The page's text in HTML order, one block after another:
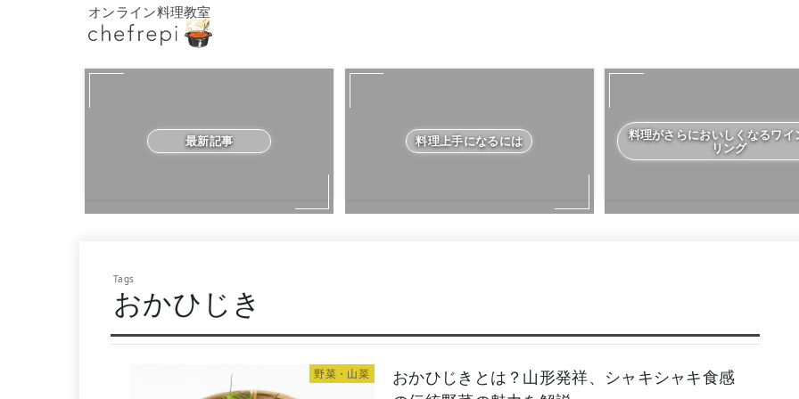
オンライン料理教室
最新記事 料理上手になるには
料理がさらにおいしくなるワイ
リング
おかひじき
野菜・山菜
おかひじきとは？山形発祥、シャキシャキ食感